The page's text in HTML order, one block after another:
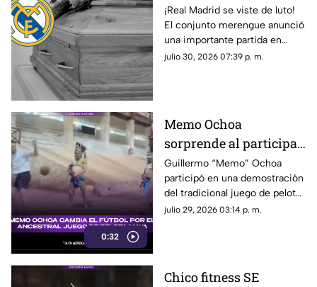
jugador del Real
Madrid tras cirugía de
cabeza; ¿Quién era?
¡Real Madrid se viste de luto!
El conjunto merengue anunció
una importante partida en
redes sociales. Conoce los
julio 30, 2026 07:39 p. m.
0:32
Memo Ochoa
sorprende al participar
en el ancestral JUEGO
DE PELOTA MAYA en la
Península de Yucatán
Guillermo “Memo” Ochoa
participó en una demostración
del tradicional juego de pelota
maya, Pok-ta-pok.
julio 29, 2026 03:14 p. m.
Chico fitness SE